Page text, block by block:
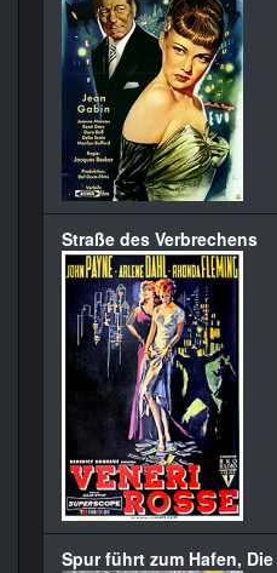
Straße des Verbrechens
Spur führt zum Hafen,